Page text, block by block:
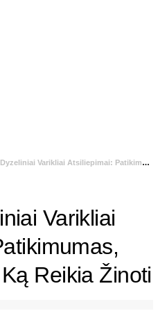
Varikliai Atsiliepimai: Patikimumas, Važiavimas ir Ką Reikia Žinoti
Varikliai
Reikia Žinoti